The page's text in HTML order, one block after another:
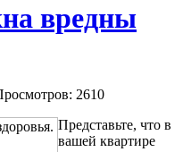
вредны
2610
Представьте, что в
вашей квартире